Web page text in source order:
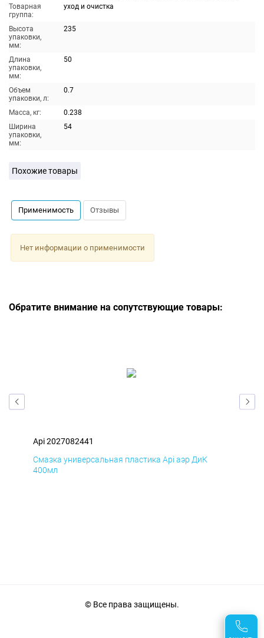
Товарная
группа:
уход и очистка
Высота
упаковки,
мм:
235
Длина
упаковки,
мм:
50
Объем
упаковки, л:
0.7
Масса, кг:
0.238
Ширина
упаковки,
мм:
54
Похожие товары
Применимость Отзывы
Нет информации о применимости
Обратите внимание на сопутствующие товары:
Api 2027082441
Смазка универсальная пластика Api аэр ДиК
400мл
© Все права защищены.